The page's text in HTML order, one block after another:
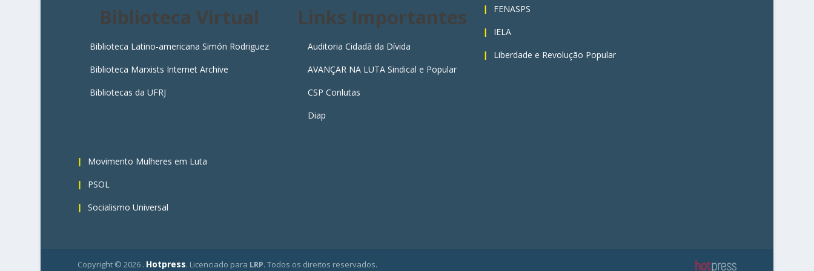
Biblioteca Virtual
Biblioteca Latino-americana Simón Rodriguez
Biblioteca Marxists Internet Archive
Bibliotecas da UFRJ
Links Importantes
Auditoria Cidadã da Dívida
AVANÇAR NA LUTA Sindical e Popular
CSP Conlutas
Diap
FENASPS
IELA
Liberdade e Revolução Popular
Movimento Mulheres em Luta
PSOL
Socialismo Universal
Copyright © 2026 . Hotpress. Licenciado para LRP. Todos os direitos reservados.